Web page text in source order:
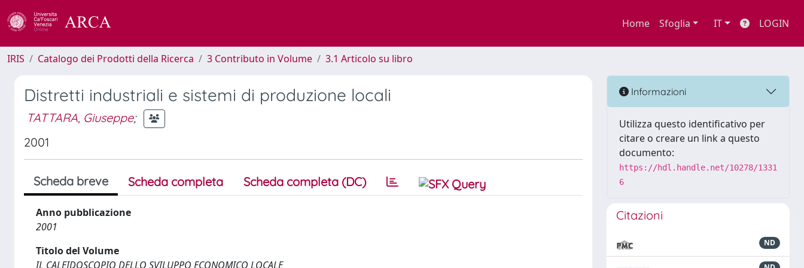
Home Sfoglia IT LOGIN
IRIS Catalogo dei Prodotti della Ricerca 3 Contributo in Volume 3.1 Articolo su libro
Distretti industriali e sistemi di produzione locali
TATTARA, Giuseppe;
2001
Scheda breve Scheda completa Scheda completa (DC)
Anno pubblicazione
2001
Titolo del Volume
IL CALEIDOSCOPIO DELLO SVILUPPO ECONOMICO LOCALE
Informazioni
Utilizza questo identificativo per
citare o creare un link a questo
documento:
https://hdl.handle.net/10278/1331
6
Citazioni
ND